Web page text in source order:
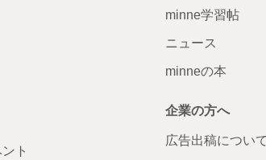
ト
minne学習帖
ニュース
minneの本
企業の方へ
広告出稿について